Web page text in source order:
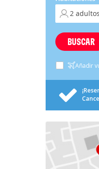
BUSCAR
Añadir